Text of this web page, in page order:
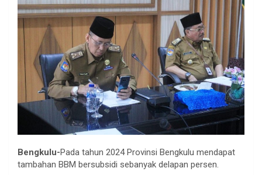
Bengkulu-Pada tahun 2024 Provinsi Bengkulu mendapat
tambahan BBM bersubsidi sebanyak delapan persen.